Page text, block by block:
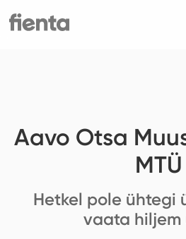
Aavo Otsa
MTÜ
Hetkel pole ühtegi
vaata hiljem